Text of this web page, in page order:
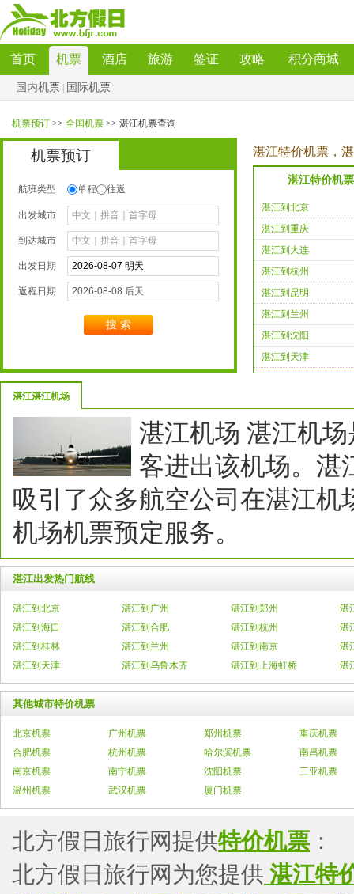
首页 机票 酒店 旅游 签证 攻略 积分商城
国内机票 国际机票
机票预订 >> 全国机票 >>湛江机票查询
机票预订
航班类型 单程 往返
出发城市
到达城市
出发日期
返程日期
搜索
湛江特价机票，
湛江特价机
湛江到北京
湛江到重庆
湛江到大连
湛江到杭州
湛江到昆明
湛江到兰州
湛江到沈阳
湛江到天津
湛江湛江机场
湛江机场湛江机场
客进出该机场。湛
吸引了众多航空公司在湛江
机场机票预定服务。
湛江出发热门航线
湛江到北京 湛江到广州 湛江到郑州
湛
湛江到海口
湛江到合肥 湛江到杭州
湛
湛江到桂林
湛江到兰州 湛江到南京
湛
湛江到天津
湛江到乌鲁木齐 湛江到上海虹桥 湛
其他城市特价机票
北京机票 广州机票 郑州机票
重庆机票
合肥机票
杭州机票 哈尔滨机票
南昌机票
南京机票
南宁机票 沈阳机票
三亚机票
温州机票
武汉机票 厦门机票
北方假日旅行网提供特价机票 ：
北方假日旅行网为您提供 湛江特